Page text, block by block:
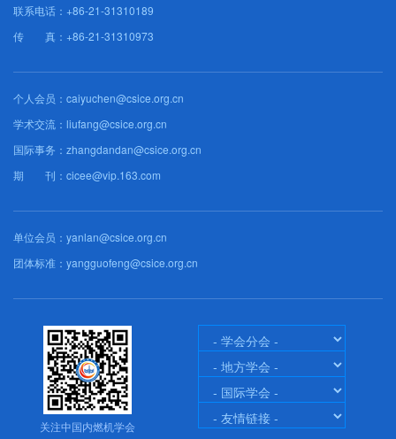
联系电话：+86-21-31310189
传 真：+86-21-31310973
个人会员：caiyuchen@csice.org.cn
学术交流：liufang@csice.org.cn
国际事务：zhangdandan@csice.org.cn
期 刊：cicee@vip.163.com
单位会员：yanlan@csice.org.cn
团体标准：yangguofeng@csice.org.cn
关注中国内燃机学会